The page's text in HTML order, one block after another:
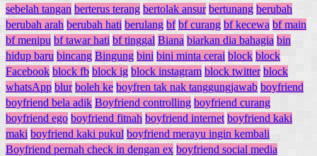
sebelah tangan berterus terang bertolak ansur bertunang berubah
berubah arah berubah hati berulang bf bf curang bf kecewa bf main
bf menipu bf tawar hati bf tinggal Biana biarkan dia bahagia bin
hidup baru bincang Bingung bini bini minta cerai block block
Facebook block fb block ig block instagram block twitter block
whatsApp blur boleh ke boyfren tak nak tanggungjawab boyfriend
boyfriend bela adik Boyfriend controlling boyfriend curang
boyfriend ego boyfriend fitnah boyfriend internet boyfriend kaki
maki boyfriend kaki pukul boyfriend merayu ingin kembali
Boyfriend pernah check in dengan ex boyfriend social media